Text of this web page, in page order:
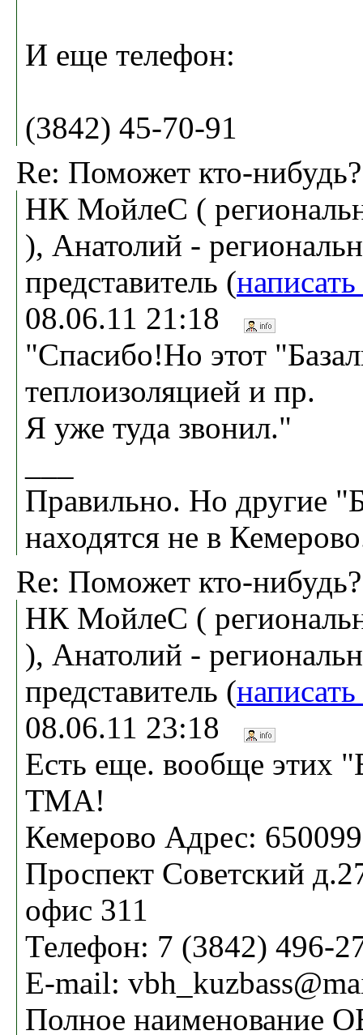
И еще телефон:
(3842) 45-70-91
Re: Поможет кто-нибудь?
НК МойлеС (
), Анатолий -
представитель (
08.06.11 21:18
"Спасибо!Но этот
теплоизоляцией и пр.
Я уже туда звонил."
Правильно. Но другие
находятся не в
Re: Поможет кто-нибудь?
НК МойлеС (
), Анатолий -
представитель (
08.06.11 23:18
Есть еще. вообще этих
ТМА!
Кемерово Адрес:
Проспект Советский
офис 311
Телефон: 7 (3842) 496-
E-mail:
Полное